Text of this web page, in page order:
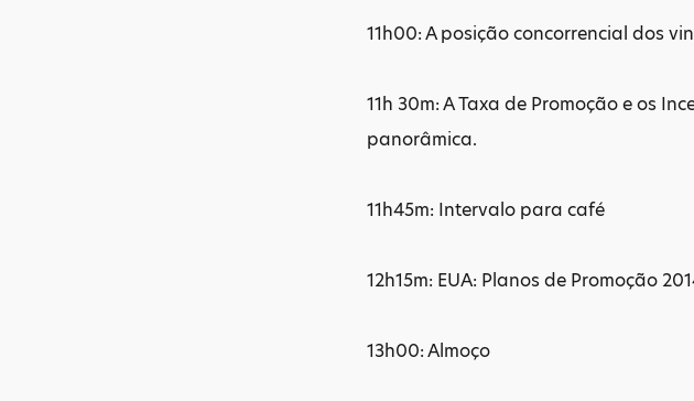
11h00: A posição concorrencial dos
11h 30m: A Taxa de Promoção e os
panorâmica.
11h45m: Intervalo para café
12h15m: EUA: Planos de Promoção
13h00: Almoço